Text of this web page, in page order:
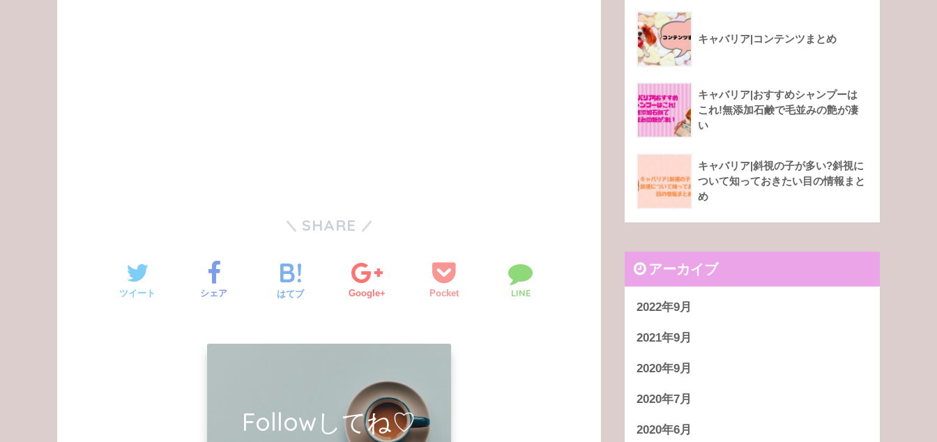
SHARE
ツイート シェア はてブ Google+ Pocket LINE
Followしてね♡
キャバリア|コンテンツまとめ
キャバリア|おすすめシャンプーは
これ!無添加石鹸で毛並みの艶が凄
い
キャバリア|斜視の子が多い?斜視に
ついて知っておきたい目の情報まと
め
アーカイブ
2022年9月
2021年9月
2020年9月
2020年7月
2020年6月